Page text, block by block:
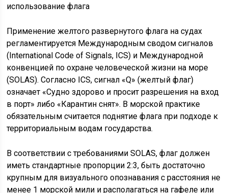
Применение желтого развернутого флага на судах
регламентируется Международным сводом сигналов
(International Code of Signals, ICS) и Международной
конвенцией по охране человеческой жизни на море
(SOLAS). Согласно ICS, сигнал «Q» (желтый флаг)
означает «Судно здорово и просит разрешения на вход
в порт» либо «Карантин снят». В морской практике
обязательным считается поднятие флага при подходе к
территориальным водам государства.
В соответствии с требованиями SOLAS, флаг должен
иметь стандартные пропорции 2:3, быть достаточно
крупным для визуального опознавания с расстояния не
менее 1 морской мили и располагаться на гафеле или